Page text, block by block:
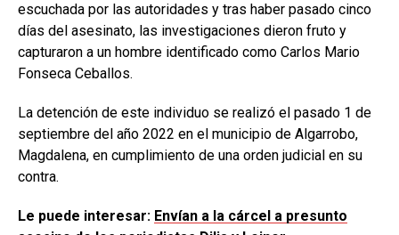
escuchada por las autoridades y tras haber pasado cinco
días del asesinato, las investigaciones dieron fruto y
capturaron a un hombre identificado como Carlos Mario
Fonseca Ceballos.
La detención de este individuo se realizó el pasado 1 de
septiembre del año 2022 en el municipio de Algarrobo,
Magdalena, en cumplimiento de una orden judicial en su
contra.
Le puede interesar: Envían a la cárcel a presunto